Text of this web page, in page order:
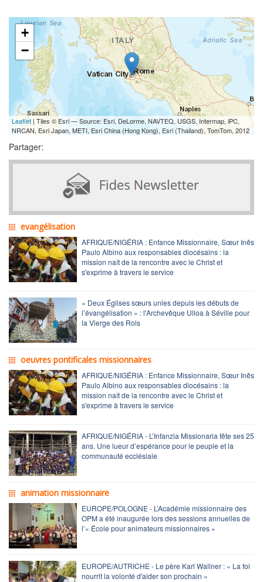
+
−
Leaflet | Tiles © Esri — Source: Esri, DeLorme, NAVTEQ, USGS, Intermap, iPC,
NRCAN, Esri Japan, METI, Esri China (Hong Kong), Esri (Thailand), TomTom, 2012
Partager:
evangélisation
AFRIQUE/NIGÉRIA : Enfance Missionnaire, Sœur Inês
Paulo Albino aux responsables diocésains : la
mission naît de la rencontre avec le Christ et
s'exprime à travers le service
« Deux Églises sœurs unies depuis les débuts de
l’évangélisation » : l'Archevêque Ulloa à Séville pour
la Vierge des Rois
oeuvres pontificales missionnaires
AFRIQUE/NIGÉRIA : Enfance Missionnaire, Sœur Inês
Paulo Albino aux responsables diocésains : la
mission naît de la rencontre avec le Christ et
s'exprime à travers le service
AFRIQUE/NIGÉRIA - L’Infanzia Missionaria fête ses 25
ans. Une lueur d’espérance pour le peuple et la
communauté ecclésiale
animation missionnaire
EUROPE/POLOGNE - L’Académie missionnaire des
OPM a été inaugurée lors des sessions annuelles de
l’« École pour animateurs missionnaires »
EUROPE/AUTRICHE - Le père Karl Wallner : « La foi
nourrit la volonté d'aider son prochain »